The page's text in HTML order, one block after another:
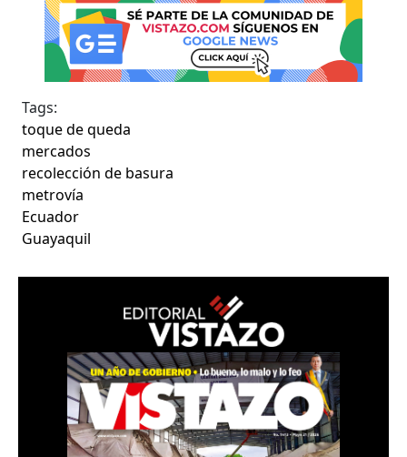
Tags:
toque de queda
mercados
recolección de basura
metrovía
Ecuador
Guayaquil